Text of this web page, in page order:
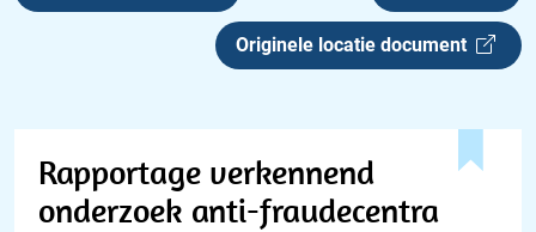
Originele locatie document
Rapportage verkennend
onderzoek anti-fraudecentra